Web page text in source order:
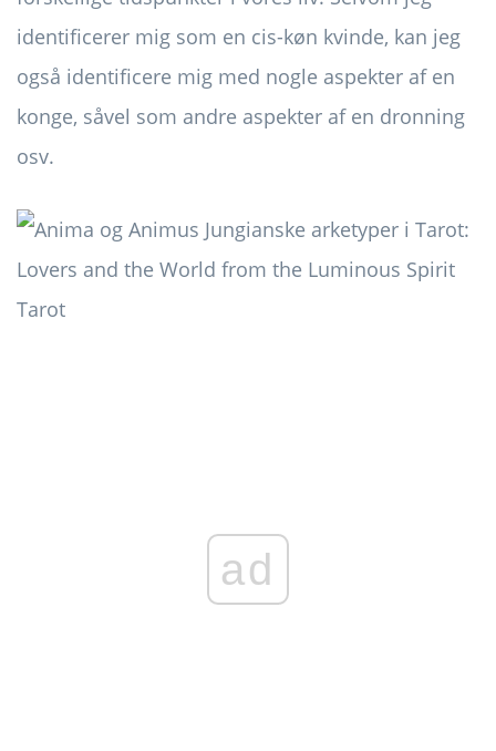
identificerer mig som en cis-køn kvinde, kan jeg
også identificere mig med nogle aspekter af en
konge, såvel som andre aspekter af en dronning
osv.
ad